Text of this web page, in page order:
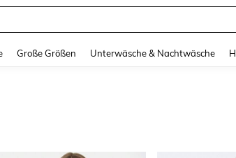
Große Größen Unterwäsche & Nachtwäsche